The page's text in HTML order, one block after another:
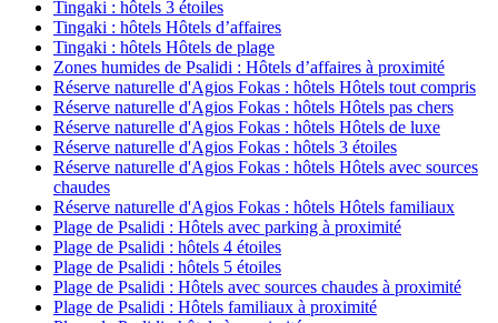
Tingaki : hôtels 3 étoiles
Tingaki : hôtels Hôtels d’affaires
Tingaki : hôtels Hôtels de plage
Zones humides de Psalidi : Hôtels d’affaires à proximité
Réserve naturelle d'Agios Fokas : hôtels Hôtels tout compris
Réserve naturelle d'Agios Fokas : hôtels Hôtels pas chers
Réserve naturelle d'Agios Fokas : hôtels Hôtels de luxe
Réserve naturelle d'Agios Fokas : hôtels 3 étoiles
Réserve naturelle d'Agios Fokas : hôtels Hôtels avec sources
chaudes
Réserve naturelle d'Agios Fokas : hôtels Hôtels familiaux
Plage de Psalidi : Hôtels avec parking à proximité
Plage de Psalidi : hôtels 4 étoiles
Plage de Psalidi : hôtels 5 étoiles
Plage de Psalidi : Hôtels avec sources chaudes à proximité
Plage de Psalidi : Hôtels familiaux à proximité